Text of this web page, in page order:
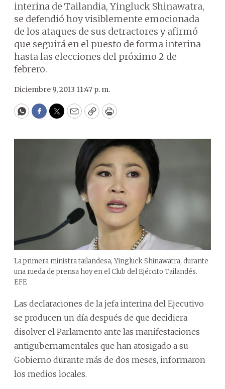
interina de Tailandia, Yingluck Shinawatra,
se defendió hoy visiblemente emocionada
de los ataques de sus detractores y afirmó
que seguirá en el puesto de forma interina
hasta las elecciones del próximo 2 de
febrero.
Diciembre 9, 2013 11:47 p. m.
WhatsApp
Facebook
Twitter
EmailCopyPrint
La primera ministra tailandesa, Yingluck Shinawatra, durante
una rueda de prensa hoy en el Club del Ejército Tailandés.
EFE
Las declaraciones de la jefa interina del Ejecutivo
se producen un día después de que decidiera
disolver el Parlamento ante las manifestaciones
antigubernamentales que han atosigado a su
Gobierno durante más de dos meses, informaron
los medios locales.